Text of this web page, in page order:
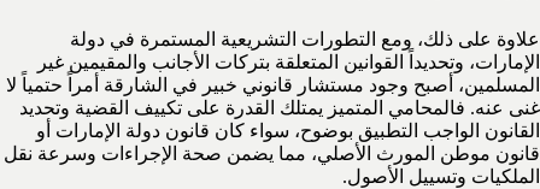
علاوة على ذلك، ومع التطورات التشريعية المستمرة في دولة
الإمارات، وتحديداً القوانين المتعلقة بتركات الأجانب والمقيمين غير
المسلمين، أصبح وجود مستشار قانوني خبير في الشارقة أمراً حتمياً لا
غنى عنه. فالمحامي المتميز يمتلك القدرة على تكييف القضية وتحديد
القانون الواجب التطبيق بوضوح، سواء كان قانون دولة الإمارات أو
قانون موطن المورث الأصلي، مما يضمن صحة الإجراءات وسرعة نقل
الملكيات وتسييل الأصول.